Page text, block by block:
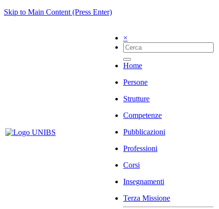
Skip to Main Content (Press Enter)
×
Home
Persone
Strutture
Competenze
Pubblicazioni
Professioni
Corsi
Insegnamenti
Terza Missione